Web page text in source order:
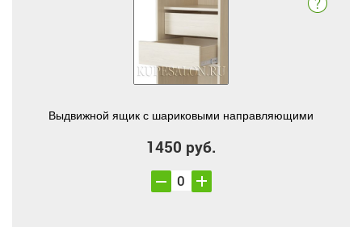
Выдвижной ящик с шариковыми направляющими
1450 руб.